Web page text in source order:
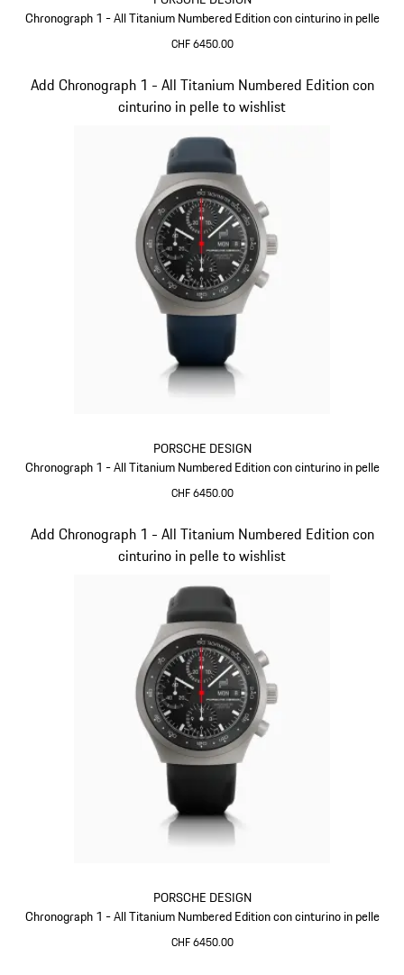
Chronograph 1 - All Titanium Numbered Edition con cinturino in pelle
CHF 6450.00
PORSCHE DESIGN
Chronograph 1 - All Titanium Numbered Edition con cinturino in pelle
CHF 6450.00
Add Chronograph 1 - All Titanium Numbered Edition con
cinturino in pelle to wishlist
Diapositiva 4 di 5
PORSCHE DESIGN
Chronograph 1 - All Titanium Numbered Edition con cinturino in pelle
CHF 6450.00
Add Chronograph 1 - All Titanium Numbered Edition con
cinturino in pelle to wishlist
Diapositiva 5 di 5